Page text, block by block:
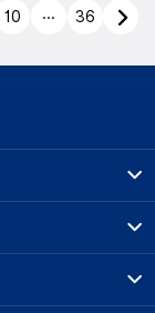
10 ... 36